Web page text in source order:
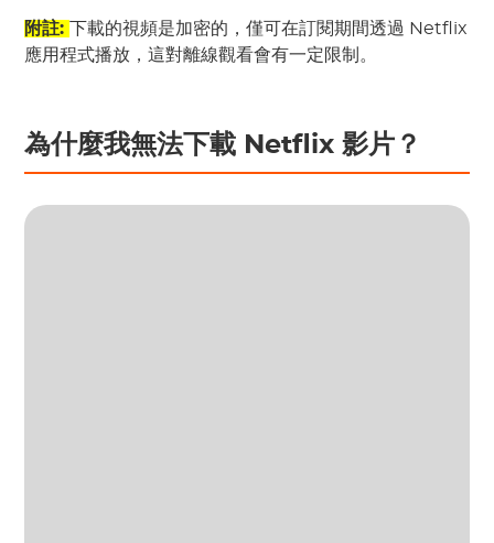
附註:下載的視頻是加密的，僅可在訂閱期間透過 Netflix
應用程式播放，這對離線觀看會有一定限制。
為什麼我無法下載 Netflix 影片？